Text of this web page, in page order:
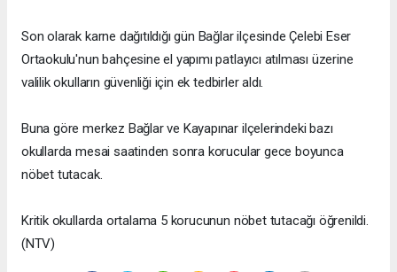
Son olarak karne dağıtıldığı gün Bağlar ilçesinde Çelebi Eser
Ortaokulu'nun bahçesine el yapımı patlayıcı atılması üzerine
valilik okulların güvenliği için ek tedbirler aldı.
Buna göre merkez Bağlar ve Kayapınar ilçelerindeki bazı
okullarda mesai saatinden sonra korucular gece boyunca
nöbet tutacak.
Kritik okullarda ortalama 5 korucunun nöbet tutacağı öğrenildi.
(NTV)